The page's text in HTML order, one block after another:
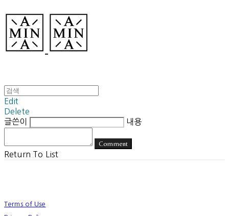
Edit
Delete
글쓴이
내용
Comment
Return To List
Terms of Use